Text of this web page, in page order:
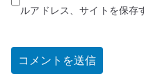
ルアドレス、サイトを保存